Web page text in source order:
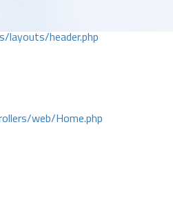
layouts/header.php
web/Home.php